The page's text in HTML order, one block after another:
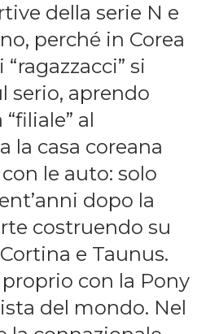
della serie N e
perché in Corea
si
serio, aprendo
al
la casa coreana
le auto: solo
dopo la
costruendo su
e Taunus.
con la Pony
del mondo. Nel